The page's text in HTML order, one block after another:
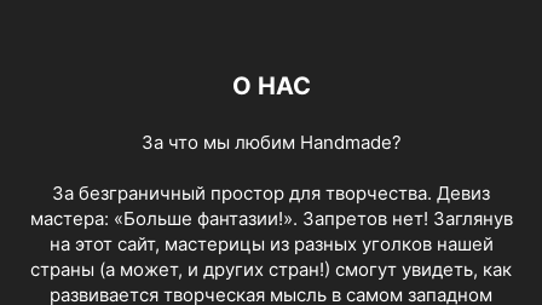
О НАС
За что мы любим Handmade?
За безграничный простор для творчества. Девиз
мастера: «Больше фантазии!». Запретов нет! Заглянув
на этот сайт, мастерицы из разных уголков нашей
страны (а может, и других стран!) смогут увидеть, как
развивается творческая мысль в самом западном